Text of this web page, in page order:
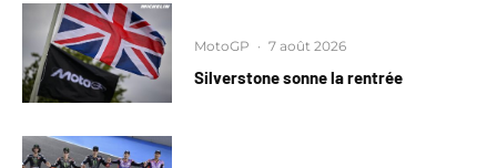
MotoGP · 7 août 2026
Silverstone sonne la rentrée